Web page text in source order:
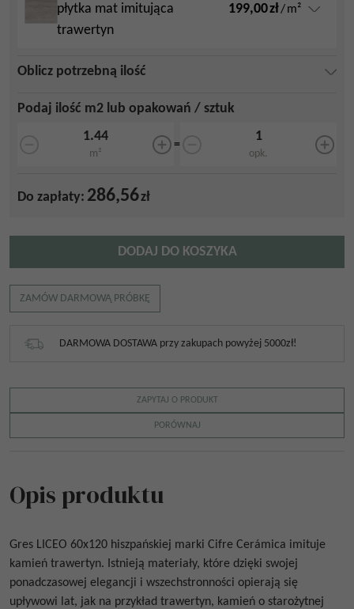
płytka mat imitująca
trawertyn
199,00zł/m²
Oblicz potrzebną ilość
Podaj ilość m2 lub opakowań / sztuk
m²
=
opk.
Do zapłaty: 286,56zł
DODAJ DO KOSZYKA
ZAMÓW DARMOWĄ PRÓBKĘ
DARMOWA DOSTAWA przy zakupach powyżej 5000zł!
ZAPYTAJ O PRODUKT
PORÓWNAJ
Opis produktu
Gres LICEO 60x120 hiszpańskiej marki Cifre Cerámica imituje
kamień trawertyn. Istnieją materiały, które dzięki swojej
ponadczasowej elegancji i wszechstronności opierają się
upływowi lat, jak na przykład trawertyn, kamień o starożytnej